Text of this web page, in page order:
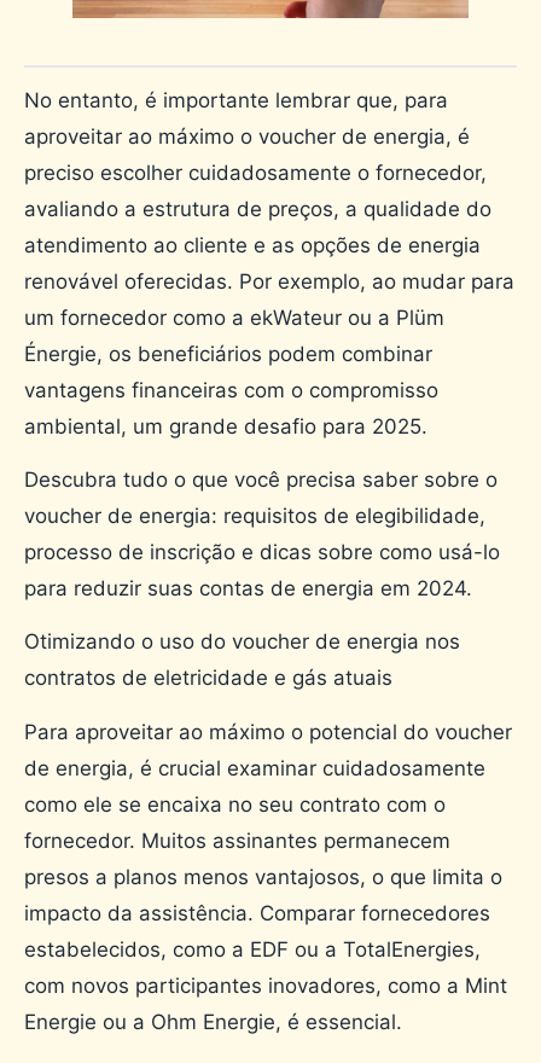
No entanto, é importante lembrar que, para
aproveitar ao máximo o voucher de energia, é
preciso escolher cuidadosamente o fornecedor,
avaliando a estrutura de preços, a qualidade do
atendimento ao cliente e as opções de energia
renovável oferecidas. Por exemplo, ao mudar para
um fornecedor como a ekWateur ou a Plüm
Énergie, os beneficiários podem combinar
vantagens financeiras com o compromisso
ambiental, um grande desafio para 2025.
Descubra tudo o que você precisa saber sobre o
voucher de energia: requisitos de elegibilidade,
processo de inscrição e dicas sobre como usá-lo
para reduzir suas contas de energia em 2024.
Otimizando o uso do voucher de energia nos
contratos de eletricidade e gás atuais
Para aproveitar ao máximo o potencial do voucher
de energia, é crucial examinar cuidadosamente
como ele se encaixa no seu contrato com o
fornecedor. Muitos assinantes permanecem
presos a planos menos vantajosos, o que limita o
impacto da assistência. Comparar fornecedores
estabelecidos, como a EDF ou a TotalEnergies,
com novos participantes inovadores, como a Mint
Energie ou a Ohm Energie, é essencial.